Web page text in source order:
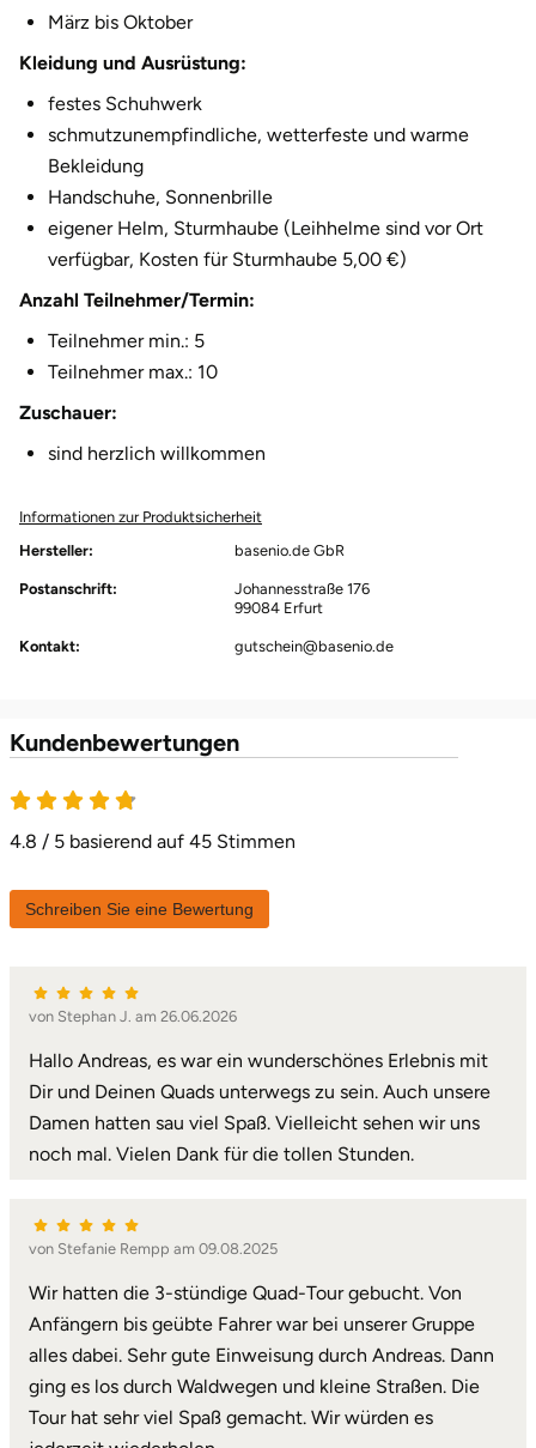
März bis Oktober
Kleidung und Ausrüstung:
festes Schuhwerk
schmutzunempfindliche, wetterfeste und warme
Bekleidung
Handschuhe, Sonnenbrille
eigener Helm, Sturmhaube (Leihhelme sind vor Ort
verfügbar, Kosten für Sturmhaube 5,00 €)
Anzahl Teilnehmer/Termin:
Teilnehmer min.: 5
Teilnehmer max.: 10
Zuschauer:
sind herzlich willkommen
Informationen zur Produktsicherheit
Hersteller:
basenio.de GbR
Postanschrift:
Johannesstraße 176
99084 Erfurt
Kontakt: gutschein@basenio.de
Kundenbewertungen
4.8 von 5
4.8 / 5 basierend auf 45 Stimmen
Schreiben Sie eine Bewertung
von Stephan J. am 26.06.2026
Hallo Andreas, es war ein wunderschönes Erlebnis mit
Dir und Deinen Quads unterwegs zu sein. Auch unsere
Damen hatten sau viel Spaß. Vielleicht sehen wir uns
noch mal. Vielen Dank für die tollen Stunden.
von Stefanie Rempp am 09.08.2025
Wir hatten die 3-stündige Quad-Tour gebucht. Von
Anfängern bis geübte Fahrer war bei unserer Gruppe
alles dabei. Sehr gute Einweisung durch Andreas. Dann
ging es los durch Waldwegen und kleine Straßen. Die
Tour hat sehr viel Spaß gemacht. Wir würden es
Görlitz
Hamburg
Hanau
Hannover
Heidelberg
Heidenheim
Heldburg
Homburg
Horb am Neckar
Ingolstadt
Jena
Karlsruhe
Kassel
Kempten
Kerken
Kiel